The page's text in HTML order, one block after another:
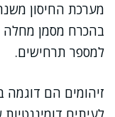
מערכת החיסון
בהכרח מסמן מחלה
למספר תרחישים.
זיהומים הם דוגמה